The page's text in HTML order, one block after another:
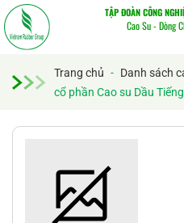
TẬP ĐOÀN CÔNG
Cao Su - Dòng
Trang chủ - Danh sách
cổ phần Cao su Dầu